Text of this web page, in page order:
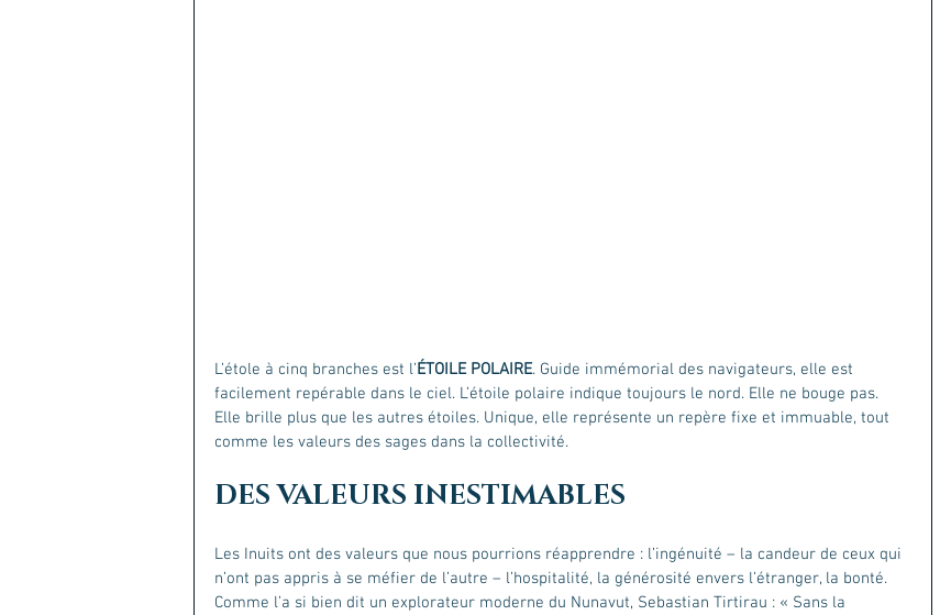
L’étole à cinq branches est l’ÉTOILE POLAIRE. Guide immémorial des navigateurs, elle est
facilement repérable dans le ciel. L’étoile polaire indique toujours le nord. Elle ne bouge pas.
Elle brille plus que les autres étoiles. Unique, elle représente un repère fixe et immuable, tout
comme les valeurs des sages dans la collectivité.
DES VALEURS INESTIMABLES
Les Inuits ont des valeurs que nous pourrions réapprendre : l’ingénuité – la candeur de ceux qui
n’ont pas appris à se méfier de l’autre – l’hospitalité, la générosité envers l’étranger, la bonté.
Comme l’a si bien dit un explorateur moderne du Nunavut, Sebastian Tirtirau : « Sans la